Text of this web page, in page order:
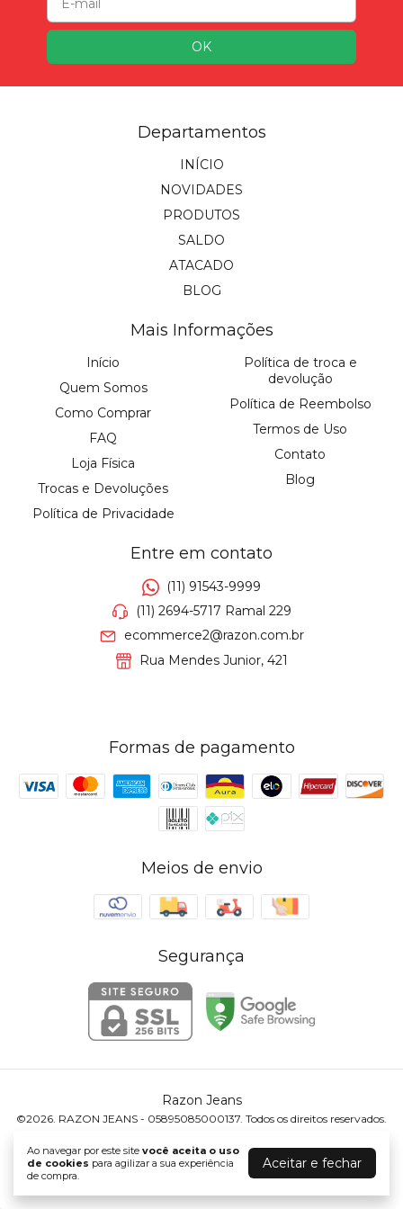
Ao navegar por este site você aceita o uso
de cookies para agilizar a sua experiência
de compra.
Aceitar e fechar
Departamentos
INÍCIO
NOVIDADES
PRODUTOS
SALDO
ATACADO
BLOG
Mais Informações
Início
Quem Somos
Como Comprar
FAQ
Loja Física
Trocas e Devoluções
Política de Privacidade
Política de troca e
devolução
Política de Reembolso
Termos de Uso
Contato
Blog
Entre em contato
(11) 91543-9999
(11) 2694-5717 Ramal 229
ecommerce2@razon.com.br
Rua Mendes Junior, 421
Formas de pagamento
Meios de envio
Segurança
Razon Jeans
©2026. RAZON JEANS - 05895085000137. Todos os direitos reservados.